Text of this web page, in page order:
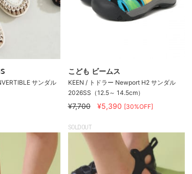
サンダル
こども ビームス
KEEN / トドラー Newport H2 サンダル
2026SS（12.5～ 14.5cm）
¥7,700 ¥5,390 [30%OFF]
SOLDOUT